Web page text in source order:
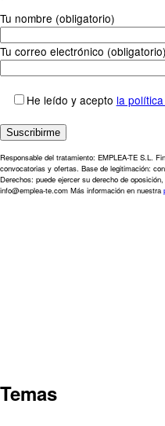
Tu nombre (obligatorio)
Tu correo electrónico (obligatorio)
He leído y acepto la
Responsable del tratamiento: EMPLEA-TE S.L.
convocatorias y ofertas. Base de legitimación:
Derechos: puede ejercer su derecho de
info@emplea-te.com Más información en nuestra
Temas